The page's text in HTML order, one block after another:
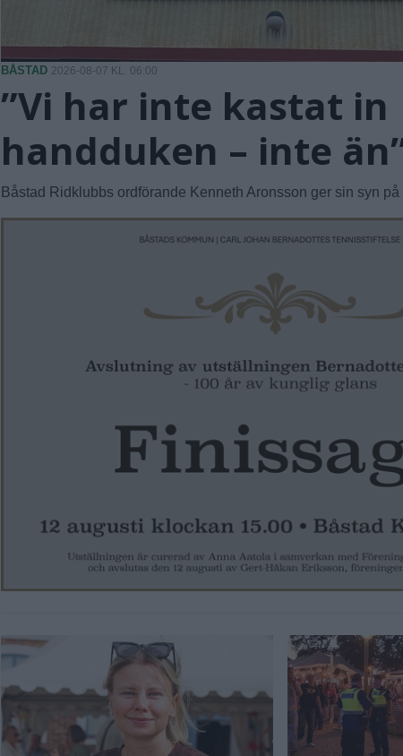
BÅSTAD 2026-08-07 KL. 06:00
”Vi har inte kastat in
handduken – inte
Båstad Ridklubbs ordförande Kenneth Aronsson ger sin syn